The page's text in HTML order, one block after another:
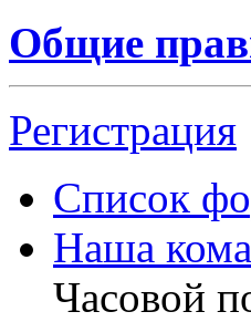
Общие
Регистрация
Список
Наша
Часовой